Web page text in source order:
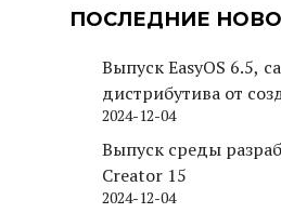
ПОСЛЕДНИЕ
Выпуск EasyOS 6.5,
дистрибутива от
Puppy Linux
2024-12-04
Выпуск среды
Creator 15
2024-12-04